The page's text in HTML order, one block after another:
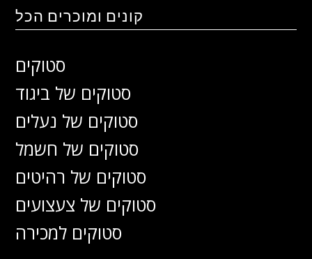
קונים ומוכרים הכל
סטוקים
סטוקים של ביגוד
סטוקים של נעלים
סטוקים של חשמל
סטוקים של רהיטים
סטוקים של צעצועים
סטוקים למכירה